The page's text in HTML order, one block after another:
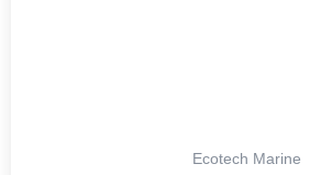
Ecotech Marine